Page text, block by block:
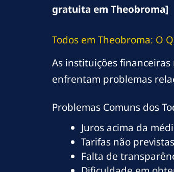
gratuita em Theobroma]
Todos em Theobroma: O
As instituições financeiras
enfrentam problemas
Problemas Comuns dos
Juros acima da
Tarifas não
Falta de